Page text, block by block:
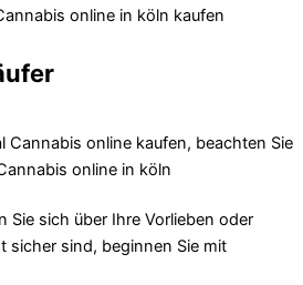
online in köln kaufen
Cannabis online kaufen, beachten Sie
online in köln
Sie sich über Ihre Vorlieben oder
sicher sind, beginnen Sie mit